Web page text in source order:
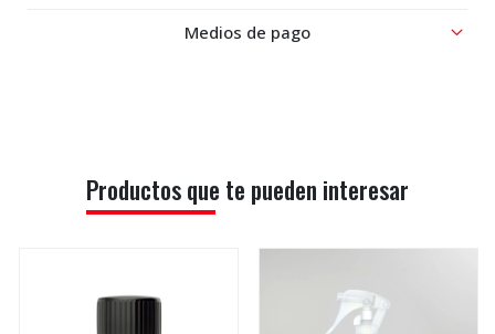
Medios de pago
Productos que te pueden interesar